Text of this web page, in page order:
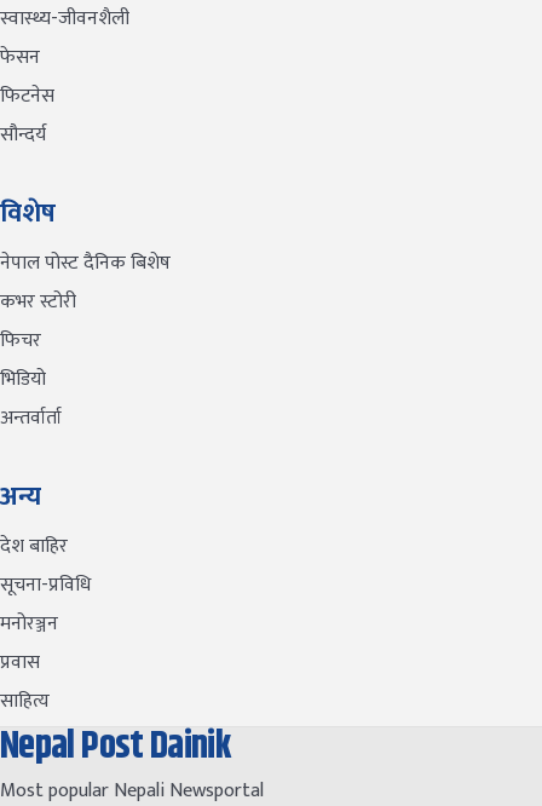
स्वास्थ्य-जीवनशैली
फेसन
फिटनेस
सौन्दर्य
विशेष
नेपाल पोस्ट दैनिक बिशेष
कभर स्टोरी
फिचर
भिडियो
अन्तर्वार्ता
अन्य
देश बाहिर
सूचना-प्रविधि
मनोरञ्जन
प्रवास
साहित्य
Nepal Post Dainik
Most popular Nepali Newsportal